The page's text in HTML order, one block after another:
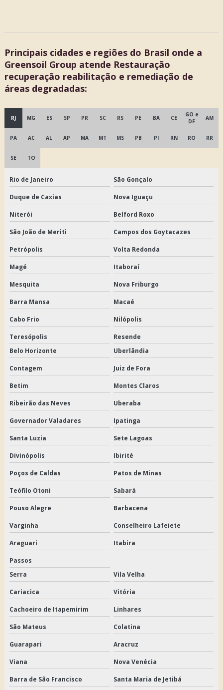
Principais cidades e regiões do Brasil onde a
Greensoil Group atende Restauração
recuperação reabilitação e remediação de
áreas degradadas:
RJ MG ES SP PR SC RS PE BA CE
GO e
DF
AM
PA AC AL AP MA MT MS PB PI RN RO RR
SE TO
Rio de Janeiro São Gonçalo
Duque de Caxias Nova Iguaçu
Niterói Belford Roxo
São João de Meriti Campos dos Goytacazes
Petrópolis Volta Redonda
Magé Itaboraí
Mesquita Nova Friburgo
Barra Mansa Macaé
Cabo Frio Nilópolis
Teresópolis
Resende
Belo Horizonte
Uberlândia
Contagem Juiz de Fora
Betim Montes Claros
Ribeirão das Neves Uberaba
Governador Valadares Ipatinga
Santa Luzia Sete Lagoas
Divinópolis Ibirité
Poços de Caldas Patos de Minas
Teófilo Otoni Sabará
Pouso Alegre Barbacena
Varginha Conselheiro Lafeiete
Araguari Itabira
Passos
Serra
Vila Velha
Cariacica Vitória
Cachoeiro de Itapemirim Linhares
São Mateus Colatina
Guarapari Aracruz
Viana Nova Venécia
Barra de São Francisco Santa Maria de Jetibá